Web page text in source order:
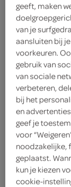
koud/
large
HeltiQ
6.
29
1 Stuks
Let op:
producten,
verwerkt in
geeft, maken
van je
aansluiten bij
voorkeuren.
gebruik van
van sociale
verbeteren,
bij het
en
geef je
voor
noodzakelijke,
geplaatst.
kun je kiezen
cookie-